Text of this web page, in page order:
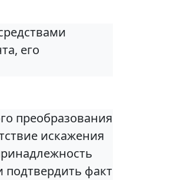
его
преобразования
искажения
подтвердить факт